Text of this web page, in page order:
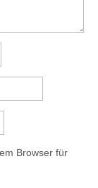
Browser für